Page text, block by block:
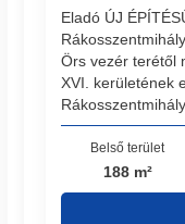
Eladó ÚJ
Örs vezér terétől
XVI. kerületének
Belső terület
188 m²